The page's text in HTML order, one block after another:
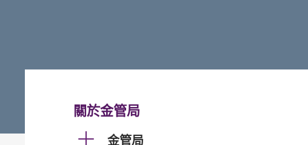
關於金管局
金管局